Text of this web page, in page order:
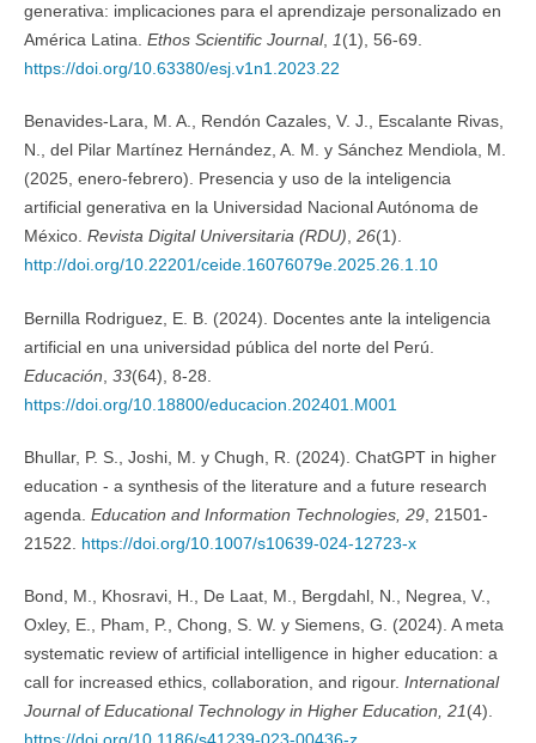
generativa: implicaciones para el aprendizaje personalizado en
América Latina. Ethos Scientific Journal, 1(1), 56-69.
https://doi.org/10.63380/esj.v1n1.2023.22
Benavides-Lara, M. A., Rendón Cazales, V. J., Escalante Rivas,
N., del Pilar Martínez Hernández, A. M. y Sánchez Mendiola, M.
(2025, enero-febrero). Presencia y uso de la inteligencia
artificial generativa en la Universidad Nacional Autónoma de
México. Revista Digital Universitaria (RDU), 26(1).
http://doi.org/10.22201/ceide.16076079e.2025.26.1.10
Bernilla Rodriguez, E. B. (2024). Docentes ante la inteligencia
artificial en una universidad pública del norte del Perú.
Educación 33(64), 8-28.
https://doi.org/10.18800/educacion.202401.M001
Bhullar, P. S., Joshi, M. y Chugh, R. (2024). ChatGPT in higher
education - a synthesis of the literature and a future research
agenda. Education and Information Technologies, 29, 21501-
21522. https://doi.org/10.1007/s10639-024-12723-x
Bond, M., Khosravi, H., De Laat, M., Bergdahl, N., Negrea, V.,
Oxley, E., Pham, P., Chong, S. W. y Siemens, G. (2024). A meta
systematic review of artificial intelligence in higher education: a
call for increased ethics, collaboration, and rigour. International
Journal of Educational Technology in Higher Education, 21(4).
https://doi.org/10.1186/s41239-023-00436-z